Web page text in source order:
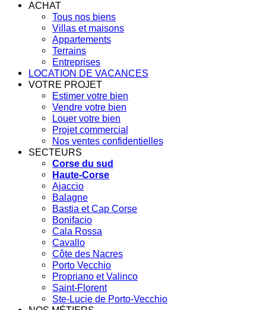
ACHAT
Tous nos biens
Villas et maisons
Appartements
Terrains
Entreprises
LOCATION DE VACANCES
VOTRE PROJET
Estimer votre bien
Vendre votre bien
Louer votre bien
Projet commercial
Nos ventes confidentielles
SECTEURS
Corse du sud
Haute-Corse
Ajaccio
Balagne
Bastia et Cap Corse
Bonifacio
Cala Rossa
Cavallo
Côte des Nacres
Porto Vecchio
Propriano et Valinco
Saint-Florent
Ste-Lucie de Porto-Vecchio